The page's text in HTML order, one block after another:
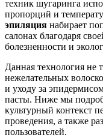
техник шугаринга
пропорций и
эпиляция набирает
салонах благодаря
болезненности и
Данная технология не
нежелательных
и уходу за
пасты. Ниже мы
культурный контекст
проведения, а также
пользователей.